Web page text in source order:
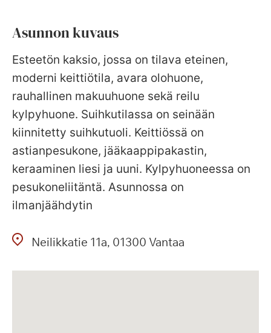
Asunnon kuvaus
Esteetön kaksio, jossa on tilava eteinen,
moderni keittiötila, avara olohuone,
rauhallinen makuuhuone sekä reilu
kylpyhuone. Suihkutilassa on seinään
kiinnitetty suihkutuoli. Keittiössä on
astianpesukone, jääkaappipakastin,
keraaminen liesi ja uuni. Kylpyhuoneessa on
pesukoneliitäntä. Asunnossa on
ilmanjäähdytin
Neilikkatie 11a 01300 Vantaa